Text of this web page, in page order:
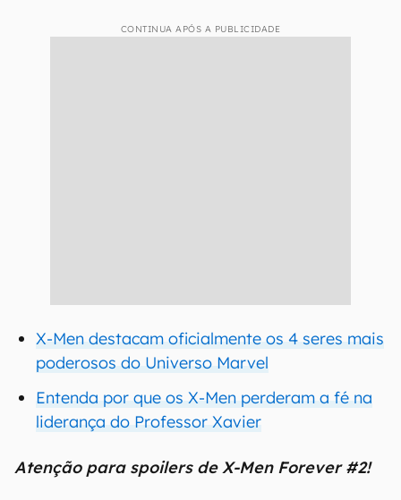
CONTINUA APÓS A PUBLICIDADE
X-Men destacam oficialmente os 4 seres mais
poderosos do Universo Marvel
Entenda por que os X-Men perderam a fé na
liderança do Professor Xavier
Atenção para spoilers de X-Men Forever #2!